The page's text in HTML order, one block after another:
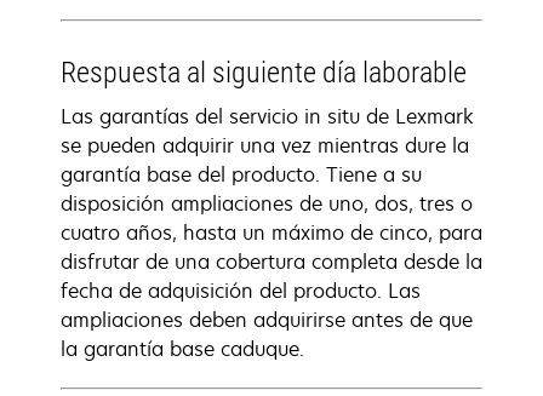
Respuesta al siguiente día laborable
Las garantías del servicio in situ de Lexmark
se pueden adquirir una vez mientras dure la
garantía base del producto. Tiene a su
disposición ampliaciones de uno, dos, tres o
cuatro años, hasta un máximo de cinco, para
disfrutar de una cobertura completa desde la
fecha de adquisición del producto. Las
ampliaciones deben adquirirse antes de que
la garantía base caduque.